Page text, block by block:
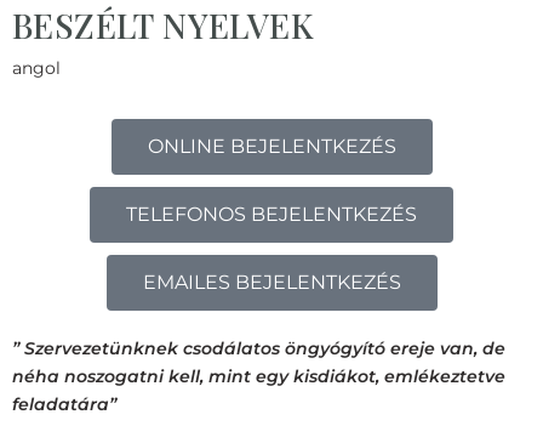
” Szervezetünknek csodálatos öngyógyító ereje van, de
néha noszogatni kell, mint egy kisdiákot, emlékeztetve
feladatára”
BESZÉLT NYELVEK
angol
ONLINE BEJELENTKEZÉS
TELEFONOS BEJELENTKEZÉS
EMAILES BEJELENTKEZÉS